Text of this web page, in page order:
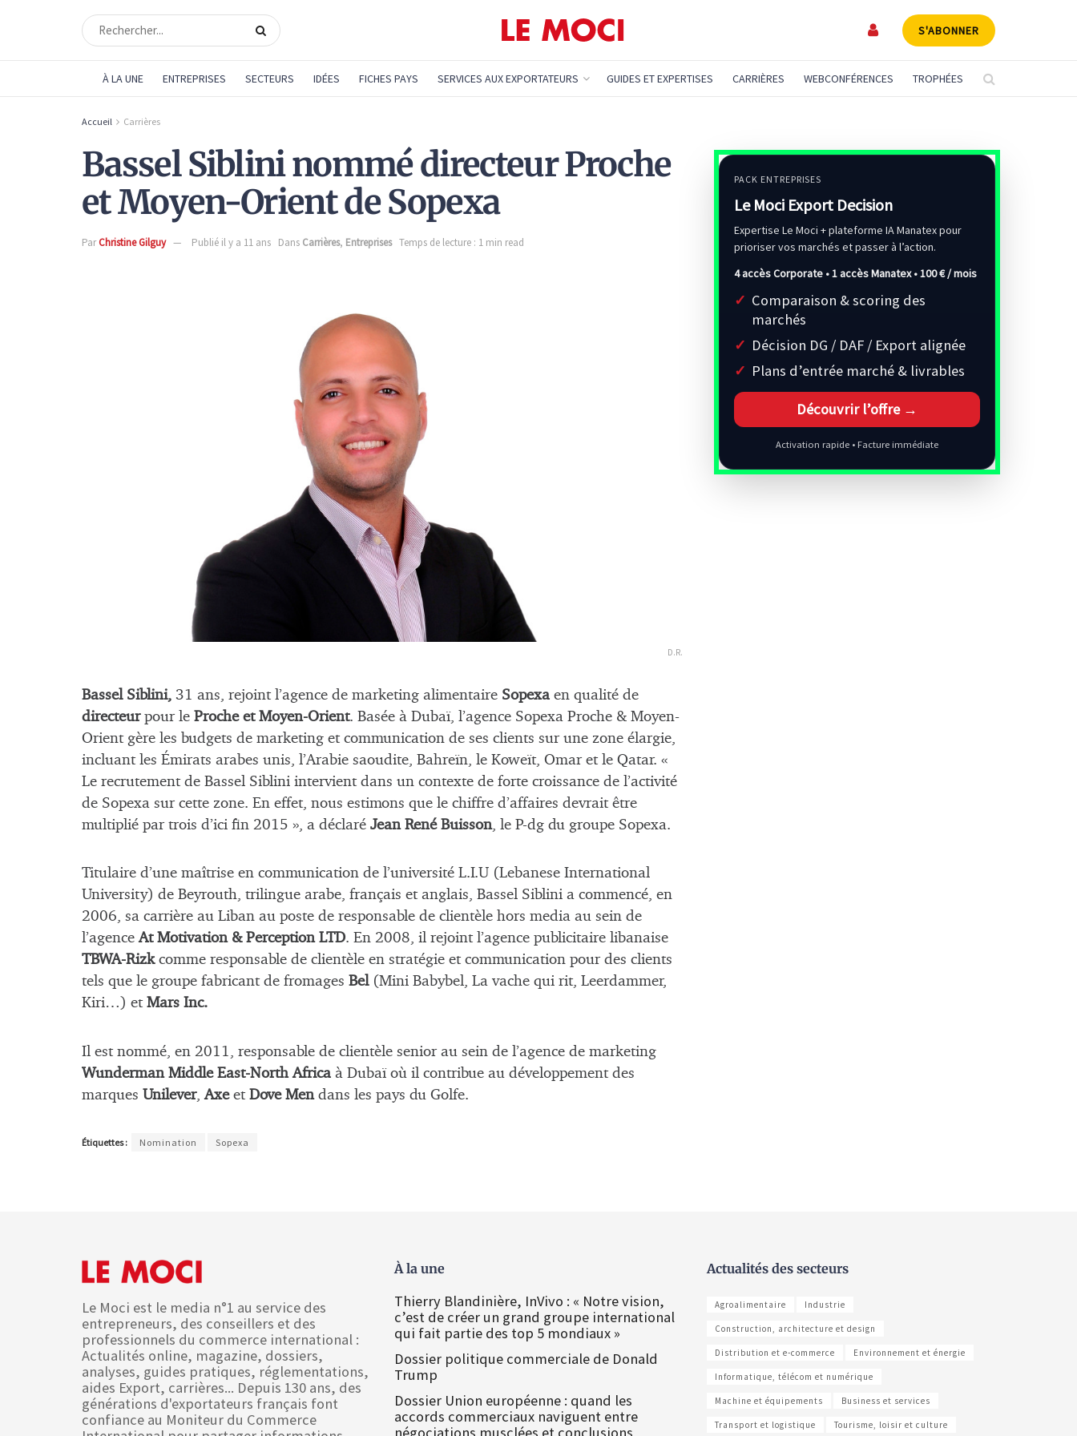
S'ABONNER
À LA UNE ENTREPRISES SECTEURS IDÉES FICHES PAYS SERVICES AUX EXPORTATEURS GUIDES ET EXPERTISES CARRIÈRES WEBCONFÉRENCES TROPHÉES
Accueil Carrières
Bassel Siblini nommé directeur Proche
et Moyen-Orient de Sopexa
ParChristine Gilguy Publié il y a 11 ans Dans Carrières, Entreprises Temps de lecture : 1 min read
D.R.
Bassel Siblini, 31 ans, rejoint l’agence de marketing alimentaire Sopexa en qualité de
directeurpour le Proche et Moyen-Orient. Basée à Dubaï, l’agence Sopexa Proche & Moyen-
Orient gère les budgets de marketing et communication de ses clients sur une zone élargie,
incluant les Émirats arabes unis, l’Arabie saoudite, Bahreïn, le Koweït, Omar et le Qatar. «
Le recrutement de Bassel Siblini intervient dans un contexte de forte croissance de l’activité
de Sopexa sur cette zone. En effet, nous estimons que le chiffre d’affaires devrait être
multiplié par trois d’ici fin 2015 », a déclaré Jean René Buisson, le P-dg du groupe Sopexa.
Titulaire d’une maîtrise en communication de l’université L.I.U (Lebanese International
University) de Beyrouth, trilingue arabe, français et anglais, Bassel Siblini a commencé, en
2006, sa carrière au Liban au poste de responsable de clientèle hors media au sein de
l’agenceAt Motivation & Perception LTD. En 2008, il rejoint l’agence publicitaire libanaise
TBWA-Rizkcomme responsable de clientèle en stratégie et communication pour des clients
tels que le groupe fabricant de fromages Bel(Mini Babybel, La vache qui rit, Leerdammer,
Kiri…) et Mars Inc.
Il est nommé, en 2011, responsable de clientèle senior au sein de l’agence de marketing
Wunderman Middle East-North Africa à Dubaï où il contribue au développement des
marques Unilever,Axeet Dove Mendans les pays du Golfe.
Étiquettes : Nomination Sopexa
PACK ENTREPRISES
Le Moci Export Decision
Expertise Le Moci + plateforme IA Manatex pour
prioriser vos marchés et passer à l’action.
4 accès Corporate • 1 accès Manatex •100 € / mois
Comparaison & scoring des
marchés
Décision DG / DAF / Export alignée
Plans d’entrée marché & livrables
Découvrir l’offre →
Activation rapide • Facture immédiate
Le Moci est le media n°1 au service des
entrepreneurs, des conseillers et des
professionnels du commerce international :
Actualités online, magazine, dossiers,
analyses, guides pratiques, réglementations,
aides Export, carrières... Depuis 130 ans, des
générations d'exportateurs français font
confiance au Moniteur du Commerce
À la une
Thierry Blandinière, InVivo : « Notre vision,
c’est de créer un grand groupe international
qui fait partie des top 5 mondiaux »
Dossier politique commerciale de Donald
Trump
Dossier Union européenne : quand les
accords commerciaux naviguent entre
Actualités des secteurs
Agroalimentaire Industrie
Construction, architecture et design
Distribution et e-commerce Environnement et énergie
Informatique, télécom et numérique
Machine et équipements Business et services
Transport et logistique Tourisme, loisir et culture